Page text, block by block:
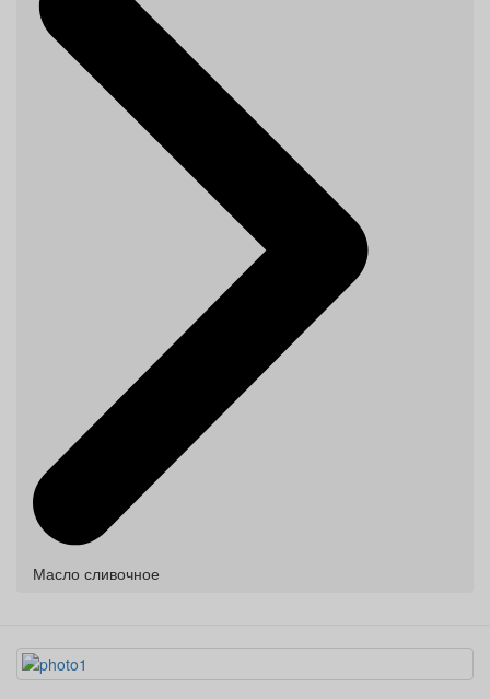
Масло сливочное